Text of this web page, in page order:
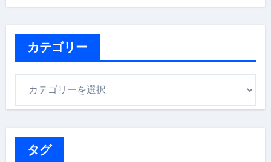
カテゴリー
タグ